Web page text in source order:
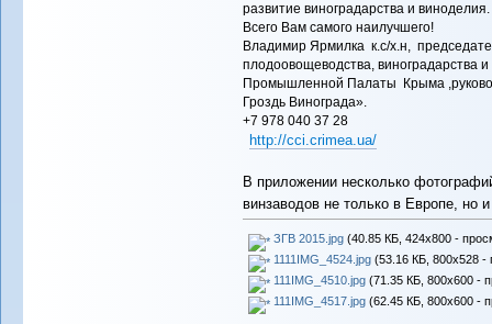
развитие виноградарства и виноделия.
Всего Вам самого наилучшего!
Владимир Ярмилка к.с/х.н,
плодоовощеводства, виноградарства
Промышленной Палаты Крыма
Гроздь Винограда».
+7 978 040 37 28
http://cci.crimea.ua/
В приложении несколько
винзаводов не только в Европе, но
ЗГВ 2015.jpg(40.85 КБ, 424x800 -
1111IMG_4524.jpg(53.16 КБ, 800x528 -
111IMG_4510.jpg(71.35 КБ, 800x600 -
111IMG_4517.jpg(62.45 КБ, 800x600 -